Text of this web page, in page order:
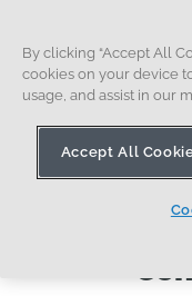
Descubra cómo los
cualificados pueden
Professional durante
¡sin coste alguno!
By clicking “Accept All
cookies on your device
usage, and assist in our
Accept All